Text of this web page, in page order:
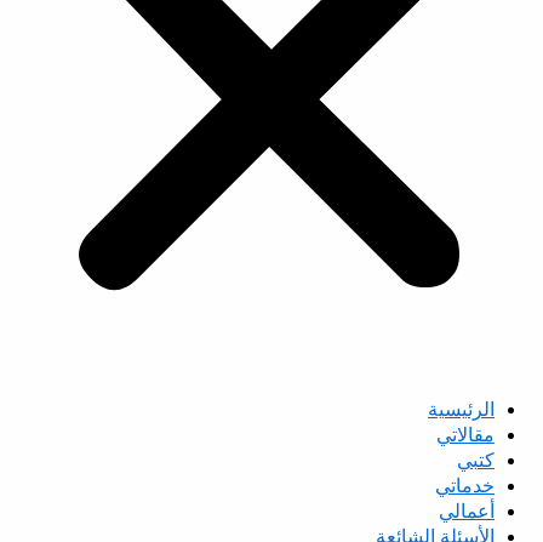
الرئيسية
مقالاتي
كتبي
خدماتي
أعمالي
الأسئلة الشائعة